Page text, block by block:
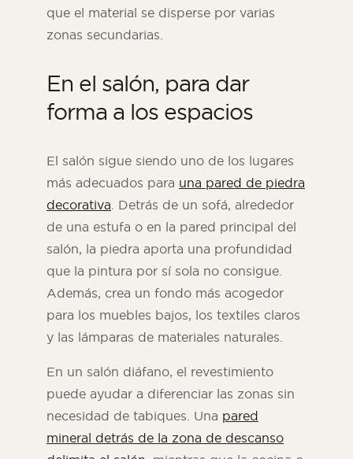
que el material se disperse por varias
zonas secundarias.
En el salón, para dar
forma a los espacios
El salón sigue siendo uno de los lugares
más adecuados para una pared de piedra
decorativa. Detrás de un sofá, alrededor
de una estufa o en la pared principal del
salón, la piedra aporta una profundidad
que la pintura por sí sola no consigue.
Además, crea un fondo más acogedor
para los muebles bajos, los textiles claros
y las lámparas de materiales naturales.
En un salón diáfano, el revestimiento
puede ayudar a diferenciar las zonas sin
necesidad de tabiques. Una pared
mineral detrás de la zona de descanso